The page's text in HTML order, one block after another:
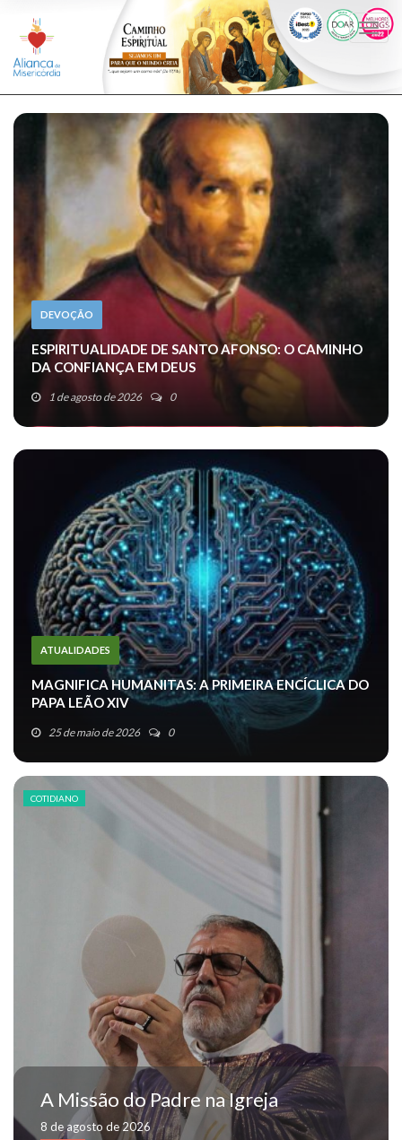
DEVOÇÃO
ESPIRITUALIDADE DE SANTO AFONSO: O CAMINHO
DA CONFIANÇA EM DEUS
1 de agosto de 2026 0
ATUALIDADES
MAGNIFICA HUMANITAS: A PRIMEIRA ENCÍCLICA DO
PAPA LEÃO XIV
25 de maio de 2026 0
COTIDIANO
Conselho da Presidência: um serviço
de comunhão e cuidado pela missão